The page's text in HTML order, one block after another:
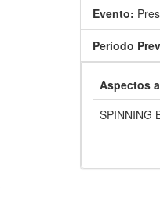
Evento:
Período
Aspectos
SPINNING